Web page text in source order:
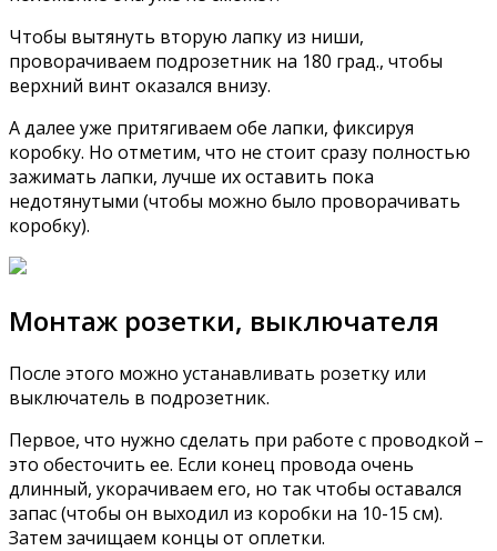
Чтобы вытянуть вторую лапку из ниши,
проворачиваем подрозетник на 180 град., чтобы
верхний винт оказался внизу.
А далее уже притягиваем обе лапки, фиксируя
коробку. Но отметим, что не стоит сразу полностью
зажимать лапки, лучше их оставить пока
недотянутыми (чтобы можно было проворачивать
коробку).
Монтаж розетки, выключателя
После этого можно устанавливать розетку или
выключатель в подрозетник.
Первое, что нужно сделать при работе с проводкой –
это обесточить ее. Если конец провода очень
длинный, укорачиваем его, но так чтобы оставался
запас (чтобы он выходил из коробки на 10-15 см).
Затем зачищаем концы от оплетки.